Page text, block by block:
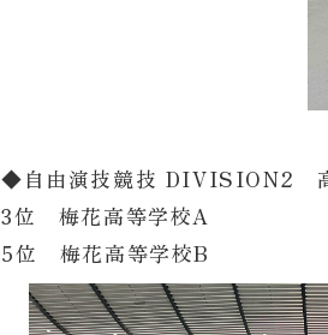
◆自由演技競技 DIVISION2
3位 梅花高等学校A
5位 梅花高等学校B